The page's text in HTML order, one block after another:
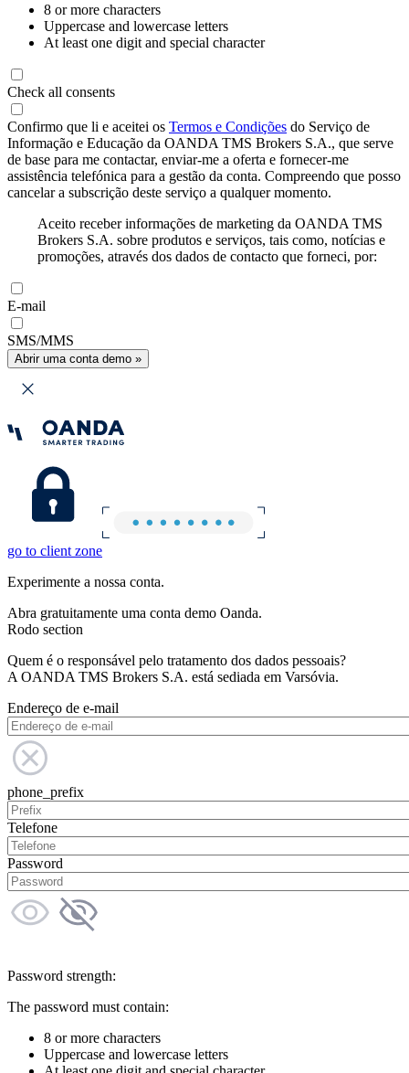
8 or more characters
Uppercase and lowercase letters
At least one digit and special character
Check all consents
Confirmo que li e aceitei os Termos e Condições do Serviço de
Informação e Educação da OANDA TMS Brokers S.A., que serve
de base para me contactar, enviar-me a oferta e fornecer-me
assistência telefónica para a gestão da conta. Compreendo que posso
cancelar a subscrição deste serviço a qualquer momento.
Aceito receber informações de marketing da OANDA TMS
Brokers S.A. sobre produtos e serviços, tais como, notícias e
promoções, através dos dados de contacto que forneci, por:
E-mail
SMS/MMS
Abrir uma conta demo »
go to client zone
Experimente a nossa conta.
Abra gratuitamente uma conta demo Oanda.
Rodo section
Quem é o responsável pelo tratamento dos dados pessoais?
A OANDA TMS Brokers S.A. está sediada em Varsóvia.
Endereço de e-mail
phone_prefix
Telefone
Password
Password strength:
The password must contain:
8 or more characters
Uppercase and lowercase letters